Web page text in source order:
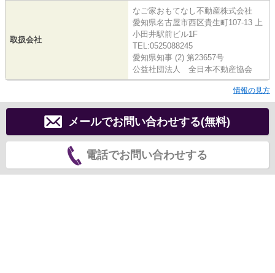
取扱会社
なご家おもてなし不動産株式会社
愛知県名古屋市西区貴生町107-13 上
小田井駅前ビル1F
TEL:0525088245
愛知県知事 (2) 第23657号
公益社団法人 全日本不動産協会
情報の見方
メールでお問い合わせする(無料)
電話でお問い合わせする